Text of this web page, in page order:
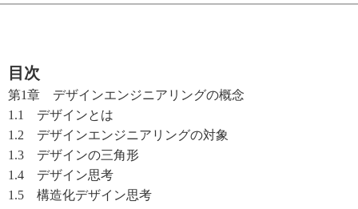
目次
第1章 デザインエンジニアリングの概念
1.1 デザインとは
1.2 デザインエンジニアリングの対象
1.3 デザインの三角形
1.4 デザイン思考
1.5 構造化デザイン思考